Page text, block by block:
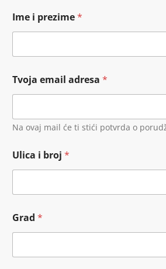
Ime i prezime*
Tvoja email adresa *
Na ovaj mail će ti stići potvrda o
Ulica i broj *
Grad *